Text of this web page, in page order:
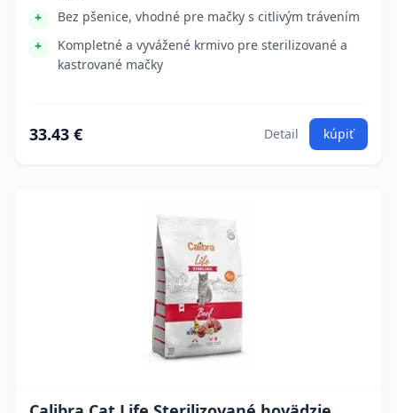
Bez pšenice, vhodné pre mačky s citlivým trávením
Kompletné a vyvážené krmivo pre sterilizované a
kastrované mačky
33.43 € Detail kúpiť